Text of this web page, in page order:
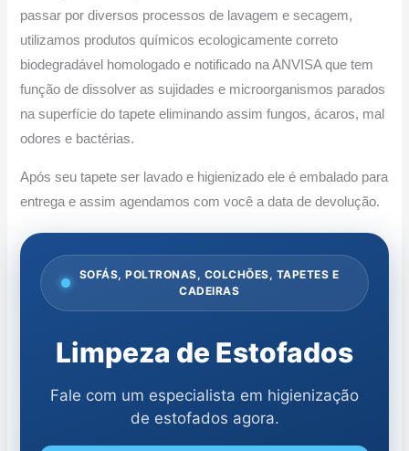
passar por diversos processos de lavagem e secagem,
utilizamos produtos químicos ecologicamente correto
biodegradável homologado e notificado na ANVISA que tem
função de dissolver as sujidades e microorganismos parados
na superfície do tapete eliminando assim fungos, ácaros, mal
odores e bactérias.
Após seu tapete ser lavado e higienizado ele é embalado para
entrega e assim agendamos com você a data de devolução.
SOFÁS, POLTRONAS, COLCHÕES, TAPETES E
CADEIRAS
Limpeza de Estofados
Fale com um especialista em higienização
de estofados agora.